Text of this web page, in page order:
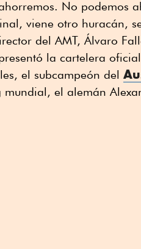
No podemos
viene otro huracán,
del AMT, Álvaro
la cartelera
el subcampeón del
el alemán